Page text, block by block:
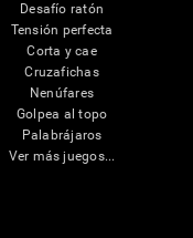
Desafío ratón
Tensión perfecta
Corta y cae
Cruzafichas
Nenúfares
Golpea al topo
Palabrájaros
Ver más juegos...